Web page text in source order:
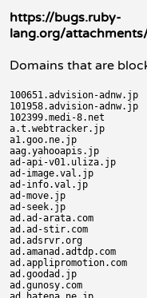
https://bugs.ruby-
lang.org/
Domains that are
100651.advision-adnw.jp
101958.advision-adnw.jp
102399.medi-8.net
a.t.webtracker.jp
a1.goo.ne.jp
aag.yahooapis.jp
ad-api-v01.uliza.jp
ad-image.val.jp
ad-info.val.jp
ad-move.jp
ad-seek.jp
ad.ad-arata.com
ad.ad-stir.com
ad.adsrvr.org
ad.amanad.adtdp.com
ad.applipromotion.com
ad.goodad.jp
ad.gunosy.com